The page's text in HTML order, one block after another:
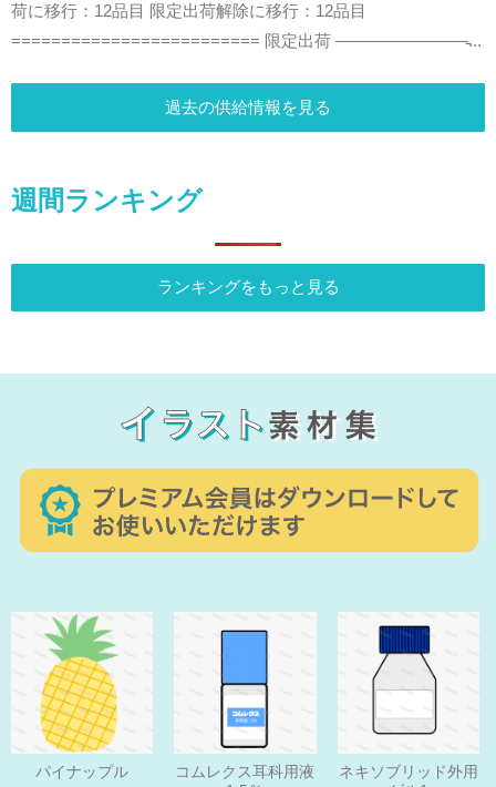
荷に移行：12品目 限定出荷解除に移行：12品目
========================= 限定出荷 ————————̵...
過去の供給情報を見る
週間ランキング
ランキングをもっと見る
パイナップル
コムレクス耳科用液
ネキソブリッド外用